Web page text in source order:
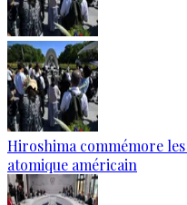
Hiroshima commémore
atomique américain